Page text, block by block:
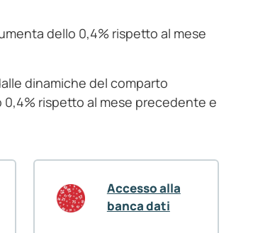
dello 0,4% rispetto al mese
dinamiche del comparto
rispetto al mese precedente e
Accesso alla
banca dati